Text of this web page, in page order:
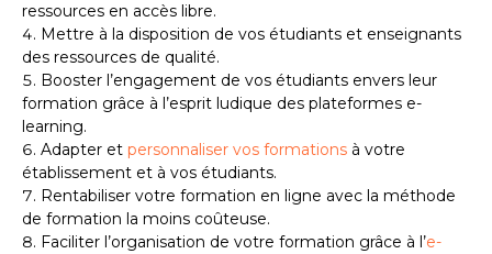
ressources en accès libre.
Mettre à la disposition de vos étudiants et enseignants
des ressources de qualité.
Booster l’engagement de vos étudiants envers leur
formation grâce à l’esprit ludique des plateformes e-
learning.
Adapter et personnaliser vos formations à votre
établissement et à vos étudiants.
Rentabiliser votre formation en ligne avec la méthode
de formation la moins coûteuse.
Faciliter l’organisation de votre formation grâce à l’e-